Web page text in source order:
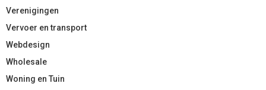
Verenigingen
Vervoer en transport
Webdesign
Wholesale
Woning en Tuin